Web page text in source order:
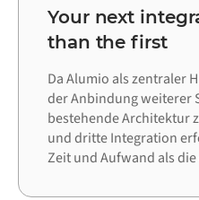
Your next
than the first
Da Alumio als zentraler
der Anbindung weiterer
bestehende Architektur
und dritte Integration
Zeit und Aufwand als die